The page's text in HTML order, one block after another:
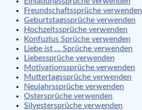
Freundschaftssprüche verwenden
Geburtstagssprüche verwenden
Hochzeitssprüche verwenden
Konfuzius Sprüche verwenden
Liebe ist … Sprüche verwenden
Liebessprüche verwenden
Motivationssprüche verwenden
Muttertagssprüche verwenden
Neujahrssprüche verwenden
Ostersprüche verwenden
Silvestersprüche verwenden